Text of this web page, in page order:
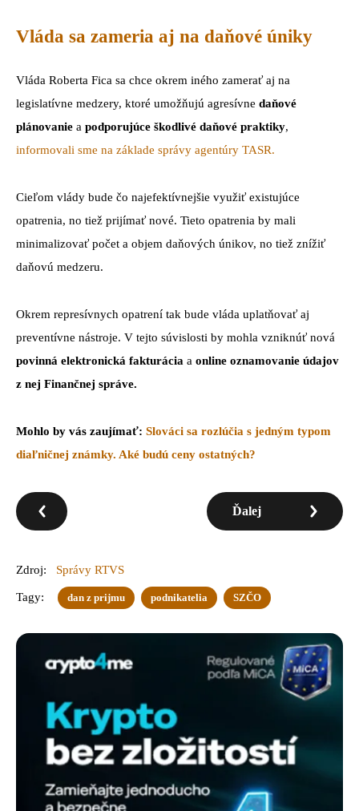
Vláda sa zameria aj na daňové úniky
Vláda Roberta Fica sa chce okrem iného zamerať aj na
legislatívne medzery, ktoré umožňujú agresívne daňové
plánovanie a podporujúce škodlivé daňové praktiky,
informovali sme na základe správy agentúry TASR.
Cieľom vlády bude čo najefektívnejšie využiť existujúce
opatrenia, no tiež prijímať nové. Tieto opatrenia by mali
minimalizovať počet a objem daňových únikov, no tiež znížiť
daňovú medzeru.
Okrem represívnych opatrení tak bude vláda uplatňovať aj
preventívne nástroje. V tejto súvislosti by mohla vzniknúť nová
povinná elektronická fakturácia a online oznamovanie údajov
z nej Finančnej správe.
Mohlo by vás zaujímať: Slováci sa rozlúčia s jedným typom
diaľničnej známky. Aké budú ceny ostatných?
Ďalej
Zdroj: Správy RTVS
Tagy: dan z prijmu podnikatelia SZČO